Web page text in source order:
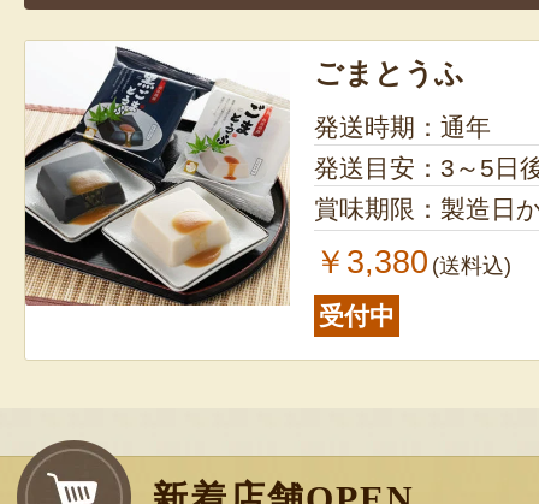
ごまとうふ
発送時期：通年
発送目安：3～5日
賞味期限：製造日
￥3,380 (送料込)
受付中